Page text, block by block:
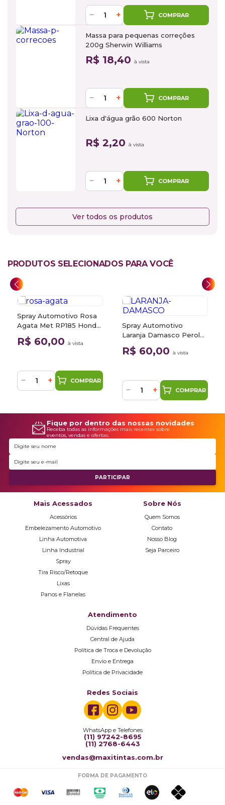
− + COMPRAR
Massa para pequenas correções
200g Sherwin Williams
R$ 18,40 à vista
− + COMPRAR
Lixa d'água grão 600 Norton
R$ 2,20 à vista
− + COMPRAR
Ver todos os produtos
PRODUTOS SELECIONADOS PARA VOCÊ
Spray Automotivo Rosa
Agata Met RP185 Honda
Motos + Verniz Spray
300ml
R$ 60,00 à vista
− + COMPRAR
Spray Automotivo
Laranja Damasco Perol
YR351 Honda Motos +
Verniz Spray 300ml
R$ 60,00 à vista
− + COMPRAR
Fique por dentro das nossas novidades
Receba todas as informações mais recentes sobre
eventos, vendas e ofertas.
Mais Acessados
Acessórios
Embelezamento Automotivo
Linha Automotiva
Linha Industrial
Spray
Tira Risco/Retoque
Lixas
Panos e Flanelas
Sobre Nós
Quem Somos
Contato
Nosso Blog
Seja Parceiro
Atendimento
Dúvidas Frequentes
Central de Ajuda
Política de Troca e Devolução
Envio e Entrega
Política de Privacidade
Redes Sociais
WhatsApp e Telefones
(11) 97242-8695
(11) 2768-6443
vendas@maxitintas.com.br
FORMA DE PAGAMENTO